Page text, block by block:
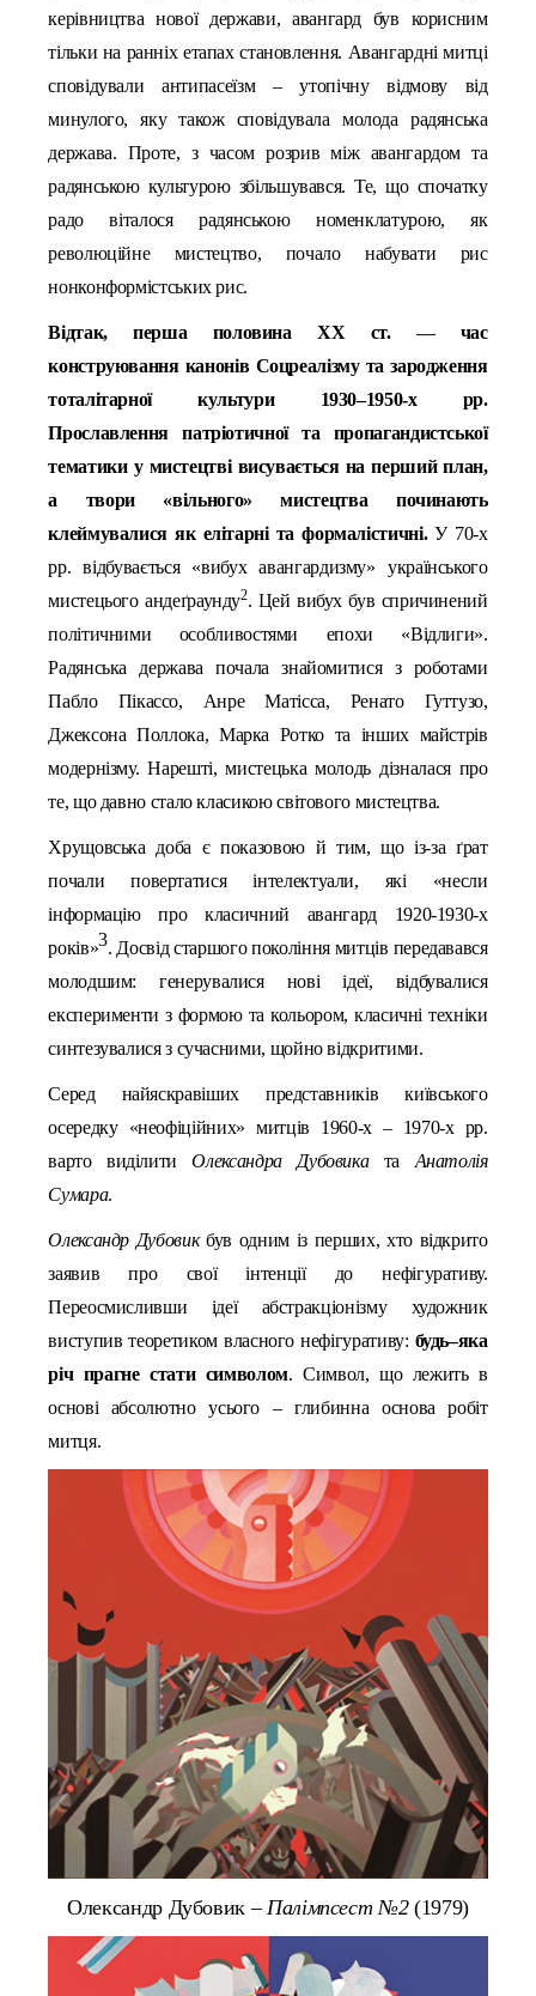
керівництва нової держави, авангард був корисним
тільки на ранніх етапах становлення. Авангардні митці
сповідували антипасеїзм – утопічну відмову від
минулого, яку також сповідувала молода радянська
держава. Проте, з часом розрив між авангардом та
радянською культурою збільшувався. Те, що спочатку
радо віталося радянською номенклатурою, як
революційне мистецтво, почало набувати рис
нонконформістських рис.
Відтак, перша половина ХХ ст.—час
конструювання канонів Соцреалізму та зародження
тоталітарної культури 1930–1950-х рр.
Прославлення патріотичної та пропагандистської
тематики у мистецтві висувається на перший план,
а твори «вільного» мистецтва починають
клеймувалися як елітарні та формалістичні.У70-х
рр. відбувається«вибух авангардизму» українського
мистецьогоандеґраунду2. Цей вибух був спричинений
політичними особливостями епохи «Відлиги».
Радянська держава почала знайомитися з роботами
Пабло Пікассо, Анре Матісса, Ренато Гуттузо,
Джексона Поллока, Марка Ротко та інших майстрів
модернізму. Нарешті, мистецька молодь дізналася про
те, що давно стало класикою світового мистецтва.
Хрущовська доба є показовою й тим, що із-за ґрат
почали повертатися інтелектуали, які «несли
інформацію про класичний авангард 1920-1930-х
років»3. Досвід старшого покоління митців передавався
молодшим: генерувалися нові ідеї, відбувалися
експерименти з формою та кольором, класичні техніки
синтезувалися з сучасними, щойно відкритими.
Серед найяскравіших представників київського
осередку «неофіційних» митців 1960-х – 1970-х рр.
варто виділитиОлександра Дубовиката Анатолія
Сумара.
Олександр Дубовикбув одним із перших, хто відкрито
заявив про свої інтенції до нефігуративу.
Переосмисливши ідеї абстракціонізму художник
виступив теоретиком власного нефігуративу: будь–яка
річ прагне стати символом. Символ, щолежить в
основі абсолютно усього – глибинна основа робіт
митця.
Олександр Дубовик – Палімпсест №2(1979)